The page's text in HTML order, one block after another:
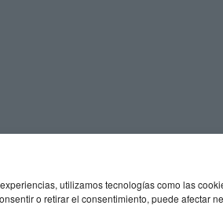
utilizamos tecnologías como las
o retirar el consentimiento, puede afectar